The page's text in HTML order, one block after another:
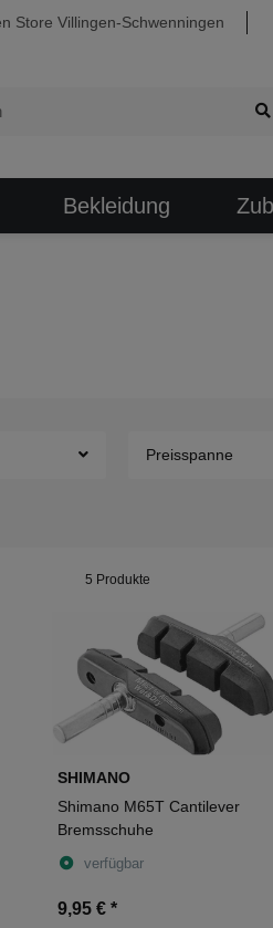
Store Villingen-Schwenningen
Bekleidung
Preisspanne
5 Produkte
SHIMANO
Shimano M65T Cantilever
Bremsschuhe
verfügbar
9,95 € *